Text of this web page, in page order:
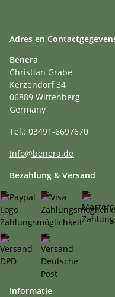
Adres en
Benera
Christian Grabe
Kerzendorf 34
06889 Wittenberg
Germany
Tel.: 03491-6697670
Info@benera.de
Bezahlung & Versand
Informatie